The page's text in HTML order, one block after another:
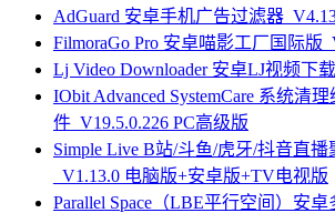
AdGuard 安卓手机广告过滤器
FilmoraGo Pro 安卓喵影工厂国际版
Lj Video Downloader 安卓LJ视频下
IObit Advanced SystemCare 系统清
件_V19.5.0.226 PC高级版
Simple Live B站/斗鱼/虎牙/抖音直
_V1.13.0 电脑版+安卓版+TV电视版
Parallel Space（LBE平行空间）安